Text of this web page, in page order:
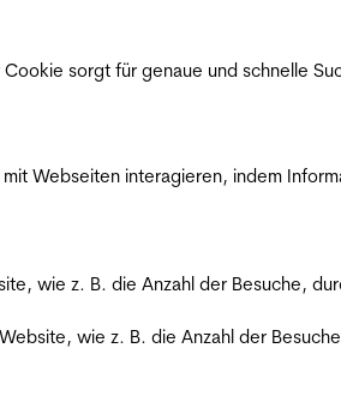
sorgt für genaue und schnelle
Webseiten interagieren, indem
wie z. B. die Anzahl der Besuche,
wie z. B. die Anzahl der